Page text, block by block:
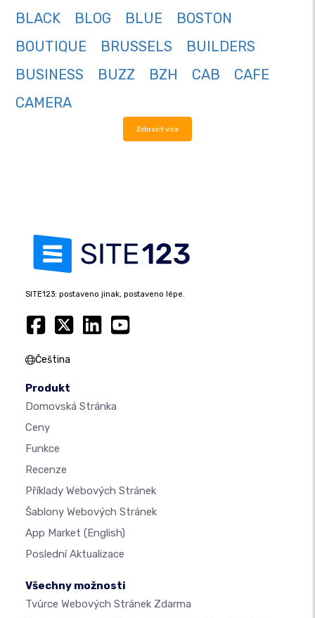
BLACK
BLOG BLUE
BOSTON
BOUTIQUE
BRUSSELS
BUILDERS
BUSINESS
BUZZ BZH CAB
CAFE
CAMERA
Zobrazit více
SITE123: postaveno jinak, postaveno lépe.
Čeština
Produkt
Domovská Stránka
Ceny
Funkce
Recenze
Příklady Webových Stránek
Šablony Webových Stránek
App Market (English)
Poslední Aktualizace
Všechny možnosti
Tvůrce Webových Stránek Zdarma